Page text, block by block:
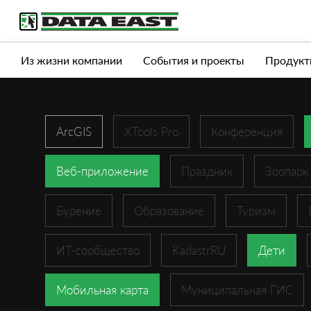
Услуги Продукты Истории успеха
Из жизни компании События и проекты
ArcGIS XTools Pro Конференция
Веб-приложение Праздник Зоопарк
Бурение Образование Туризм
ИТ-сообщество KadastrRU Дети
Мобильная карта Муниципальная ГИС